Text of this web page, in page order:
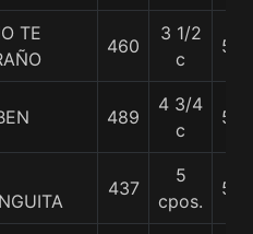
TE
460
3 1/2
c
56
489
4 3/4
c
56
437
5
cpos.
55